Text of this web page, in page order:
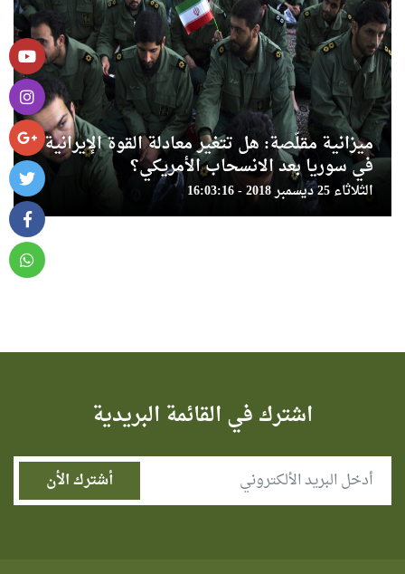
ميزانية مقلّصة: هل تتغير معادلة القوة الإيرانية
في سوريا بعد الانسحاب الأمريكي؟
الثلاثاء 25 ديسمبر 2018 - 16:03:16
اشترك في القائمة البريدية